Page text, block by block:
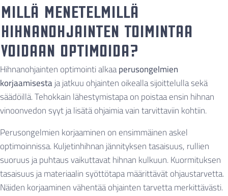
Millä menetelmillä
hihnanohjainten toimintaa
voidaan optimoida?
Hihnanohjainten optimointi alkaaperusongelmien
korjaamisestaja jatkuu ohjainten oikealla sijoittelulla sekä
säädöillä. Tehokkain lähestymistapa on poistaa ensin hihnan
vinoonvedon syyt ja lisätä ohjaimia vain tarvittaviin kohtiin.
Perusongelmien korjaaminen on ensimmäinen askel
optimoinnissa. Kuljetinhihnan jännityksen tasaisuus, rullien
suoruus ja puhtaus vaikuttavat hihnan kulkuun. Kuormituksen
tasaisuus ja materiaalin syöttötapa määrittävät ohjaustarvetta.
Näiden korjaaminen vähentää ohjainten tarvetta merkittävästi.